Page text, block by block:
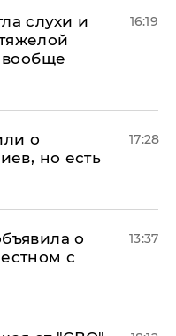
слухи и
вообще
16:19
о
но есть
17:28
о
с
13:37